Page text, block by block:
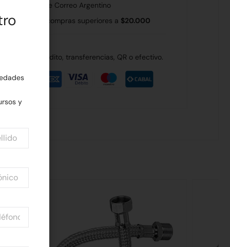
a través de Correo Argentino
en compras superiores a $20.000
débito, crédito, transferencias, QR o efectivo.
y